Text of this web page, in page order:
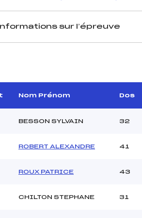
sur l’épreuve
:
:
1
de départ :
A :
Nom Prénom Dos
BESSON SYLVAIN 32
ROBERT ALEXANDRE 41
ROUX PATRICE 43
CHILTON STEPHANE 31